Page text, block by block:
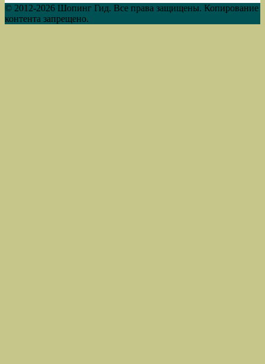
© 2012-2026 Шопинг Гид. Все права защищены. Копирование
контента запрещено.